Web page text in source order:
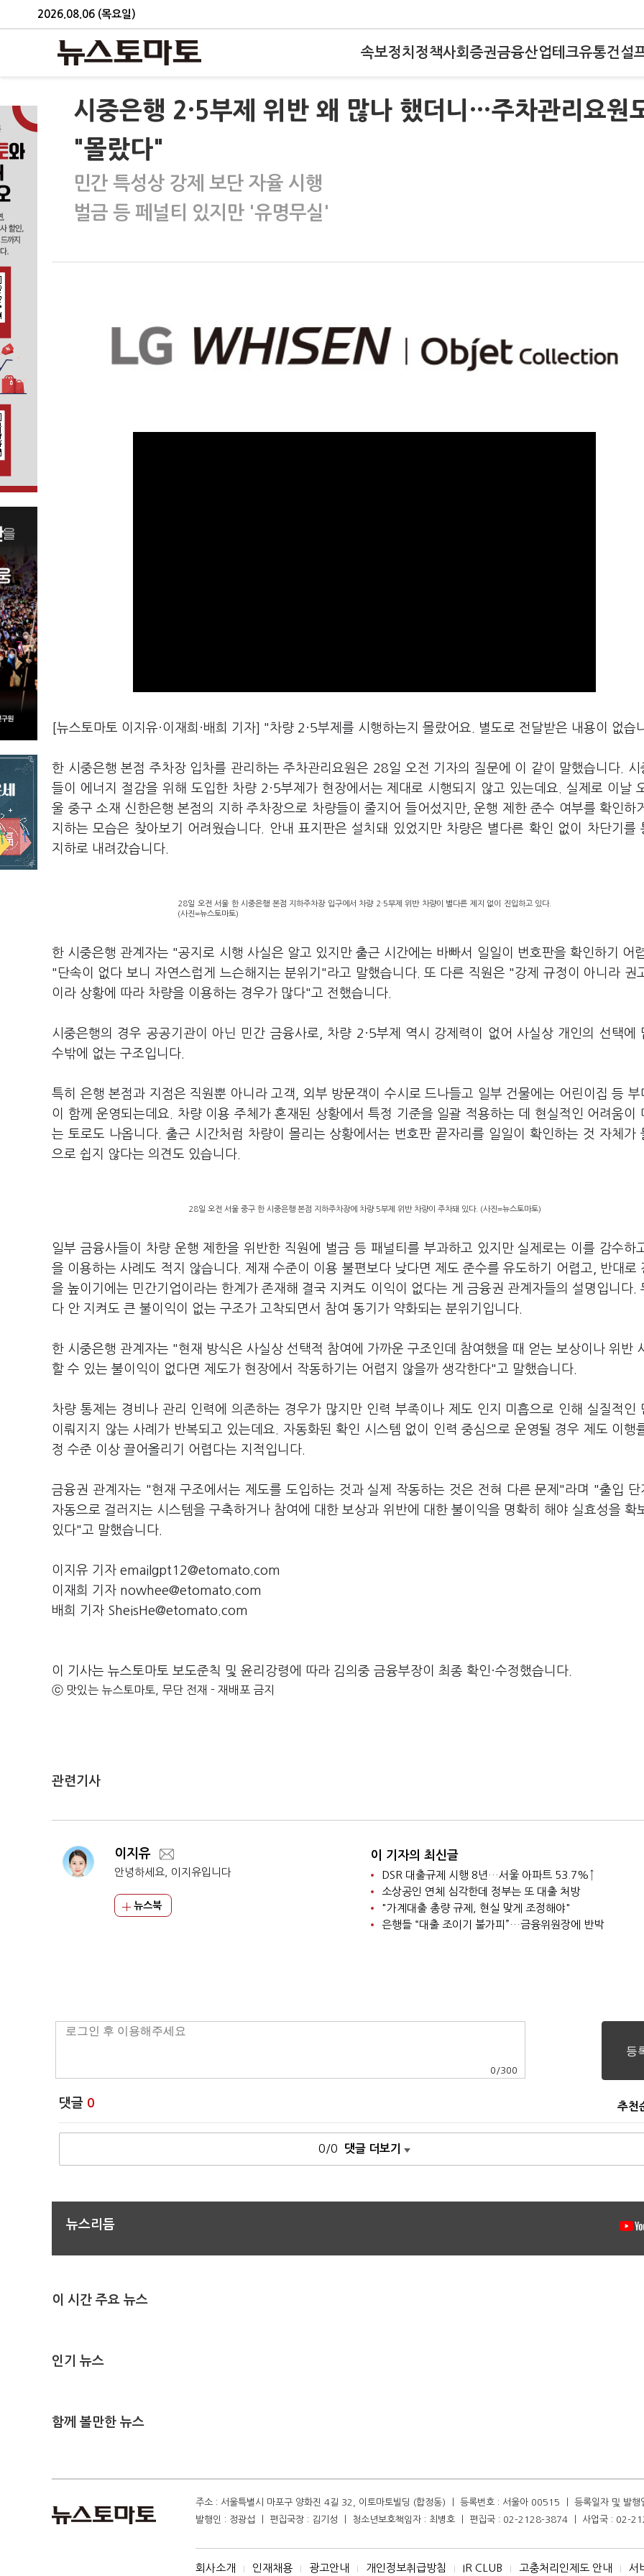
2026.08.06 (목요일)
속보정치 정책사회 증권금융산업테크유통건설
시중은행 2·5부제 위반 왜 많나 했더니…주차관리요원
"몰랐다"
민간 특성상 강제 보단 자율 시행
벌금 등 페널티 있지만 '유명무실'
[뉴스토마토 이지유·이재희·배희 기자] "차량 2·5부제를 시행하는지 몰랐어요. 별도로 전달받은 내용이 없습
한 시중은행 본점 주차장 입차를 관리하는 주차관리요원은 28일 오전 기자의 질문에 이 같이 말했습니다. 시
들이 에너지 절감을 위해 도입한 차량 2·5부제가 현장에서는 제대로 시행되지 않고 있는데요. 실제로 이날
울 중구 소재 신한은행 본점의 지하 주차장으로 차량들이 줄지어 들어섰지만, 운행 제한 준수 여부를 확인하
지하는 모습은 찾아보기 어려웠습니다. 안내 표지판은 설치돼 있었지만 차량은 별다른 확인 없이 차단기를
지하로 내려갔습니다.
28일 오전 서울 한 시중은행 본점 지하주차장 입구에서 차량 2·5부제 위반 차량이 별다른 제지 없이 진입하고 있다.
(사진=뉴스토마토)
한 시중은행 관계자는 "공지로 시행 사실은 알고 있지만 출근 시간에는 바빠서 일일이 번호판을 확인하기 어
"단속이 없다 보니 자연스럽게 느슨해지는 분위기"라고 말했습니다. 또 다른 직원은 "강제 규정이 아니라 권
이라 상황에 따라 차량을 이용하는 경우가 많다"고 전했습니다.
시중은행의 경우 공공기관이 아닌 민간 금융사로, 차량 2·5부제 역시 강제력이 없어 사실상 개인의 선택에
수밖에 없는 구조입니다.
특히 은행 본점과 지점은 직원뿐 아니라 고객, 외부 방문객이 수시로 드나들고 일부 건물에는 어린이집 등 부
이 함께 운영되는데요. 차량 이용 주체가 혼재된 상황에서 특정 기준을 일괄 적용하는 데 현실적인 어려움이
는 토로도 나옵니다. 출근 시간처럼 차량이 몰리는 상황에서는 번호판 끝자리를 일일이 확인하는 것 자체가
으로 쉽지 않다는 의견도 있습니다.
28일 오전 서울 중구 한 시중은행 본점 지하주차장에 차량 5부제 위반 차량이 주차돼 있다. (사진=뉴스토마토)
일부 금융사들이 차량 운행 제한을 위반한 직원에 벌금 등 패널티를 부과하고 있지만 실제로는 이를 감수하
을 이용하는 사례도 적지 않습니다. 제재 수준이 이용 불편보다 낮다면 제도 준수를 유도하기 어렵고, 반대로
을 높이기에는 민간기업이라는 한계가 존재해 결국 지켜도 이익이 없다는 게 금융권 관계자들의 설명입니다.
다 안 지켜도 큰 불이익이 없는 구조가 고착되면서 참여 동기가 약화되는 분위기입니다.
한 시중은행 관계자는 "현재 방식은 사실상 선택적 참여에 가까운 구조인데 참여했을 때 얻는 보상이나 위반
할 수 있는 불이익이 없다면 제도가 현장에서 작동하기는 어렵지 않을까 생각한다"고 말했습니다.
차량 통제는 경비나 관리 인력에 의존하는 경우가 많지만 인력 부족이나 제도 인지 미흡으로 인해 실질적인
이뤄지지 않는 사례가 반복되고 있는데요. 자동화된 확인 시스템 없이 인력 중심으로 운영될 경우 제도 이행
정 수준 이상 끌어올리기 어렵다는 지적입니다.
금융권 관계자는 "현재 구조에서는 제도를 도입하는 것과 실제 작동하는 것은 전혀 다른 문제"라며 "출입 단
자동으로 걸러지는 시스템을 구축하거나 참여에 대한 보상과 위반에 대한 불이익을 명확히 해야 실효성을 확
있다"고 말했습니다.
이지유 기자 emailgpt12@etomato.com
이재희 기자 nowhee@etomato.com
배희 기자 SheisHe@etomato.com
이 기사는 뉴스토마토 보도준칙 및 윤리강령에 따라 김의중 금융부장이 최종 확인·수정했습니다.
ⓒ 맛있는 뉴스토마토, 무단 전재 - 재배포 금지
관련기사
이지유
안녕하세요, 이지유입니다
뉴스북
이 기자의 최신글
DSR 대출규제 시행 8년…서울 아파트 53.7%↑
소상공인 연체 심각한데 정부는 또 대출 처방
"가계대출 총량 규제, 현실 맞게 조정해야"
은행들 “대출 조이기 불가피”…금융위원장에 반박
0 /300
댓글 0 추천
0/0 댓글 더보기
뉴스리듬
이 시간 주요 뉴스
인기 뉴스
함께 볼만한 뉴스
주소 : 서울특별시 마포구 양화진 4길 32, 이토마토빌딩 (합정동) ㅣ 등록번호 : 서울아 00515 ㅣ 등록일자 및 발
발행인 : 정광섭 ㅣ 편집국장 : 김기성 ㅣ 청소년보호책임자 : 최병호 ㅣ 편집국 : 02-2128-3874 ㅣ 사업국 : 02-
회사소개 인재채용 광고안내 개인정보취급방침 IR CLUB 고충처리인제도 안내 서